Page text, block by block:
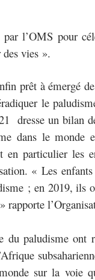
par l’OMS pour
des vies ».
prêt à émergé
le
dresse un bilan
dans le
en particulier
« Les
; en 2019, ils
rapporte
du paludisme ont
sur la voie